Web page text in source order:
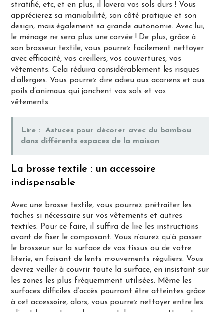
stratifié, etc, et en plus, il lavera vos sols durs ! Vous
apprécierez sa maniabilité, son côté pratique et son
design, mais également sa grande autonomie. Avec lui,
le ménage ne sera plus une corvée ! De plus, grâce à
son brosseur textile, vous pourrez facilement nettoyer
avec efficacité, vos oreillers, vos couvertures, vos
vêtements. Cela réduira considérablement les risques
d’allergies. Vous pourrez dire adieu aux acariens et aux
poils d’animaux qui jonchent vos sols et vos
vêtements.
Lire :
Astuces pour décorer avec du bambou
dans différents espaces de la maison
La brosse textile : un accessoire
indispensable
Avec une brosse textile, vous pourrez prétraiter les
taches si nécessaire sur vos vêtements et autres
textiles. Pour ce faire, il suffira de lire les instructions
avant de fixer le composant. Vous n’aurez qu’à passer
le brosseur sur la surface de vos tissus ou de votre
literie, en faisant de lents mouvements réguliers. Vous
devrez veiller à couvrir toute la surface, en insistant sur
les zones les plus fréquemment utilisées. Même les
surfaces difficiles d’accès pourront être atteintes grâce
à cet accessoire, alors, vous pourrez nettoyer entre les